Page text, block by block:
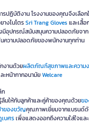
รปฏิบัติงาน โรงงานของคุณจึงเลือก
งไนโตรSri Trang Gloves และเสื้
มีอุปกรณ์สนับสนุนความปลอดภัยจาก
นความปลอดภัยของพนักงานทุกท่าน
งานด้วยผลิตภัณฑ์สุขภาพและความ
ะหน้ากากอนามัยWelcare
ก
ลืมให้กับลูกค้าและคู่ค้าของคุณด้วยข
าของขวัญคุณภาพเยี่ยมจากแบรนด์
บศรเพื่อแสดงออกถึงความใส่ใจแล